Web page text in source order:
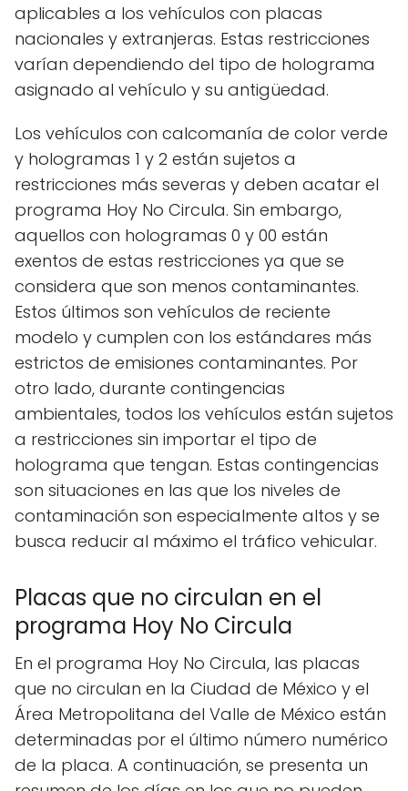
aplicables a los vehículos con placas
nacionales y extranjeras. Estas restricciones
varían dependiendo del tipo de holograma
asignado al vehículo y su antigüedad.
Los vehículos con calcomanía de color verde
y hologramas 1 y 2 están sujetos a
restricciones más severas y deben acatar el
programa Hoy No Circula. Sin embargo,
aquellos con hologramas 0 y 00 están
exentos de estas restricciones ya que se
considera que son menos contaminantes.
Estos últimos son vehículos de reciente
modelo y cumplen con los estándares más
estrictos de emisiones contaminantes. Por
otro lado, durante contingencias
ambientales, todos los vehículos están sujetos
a restricciones sin importar el tipo de
holograma que tengan. Estas contingencias
son situaciones en las que los niveles de
contaminación son especialmente altos y se
busca reducir al máximo el tráfico vehicular.
Placas que no circulan en el
programa Hoy No Circula
En el programa Hoy No Circula, las placas
que no circulan en la Ciudad de México y el
Área Metropolitana del Valle de México están
determinadas por el último número numérico
de la placa. A continuación, se presenta un